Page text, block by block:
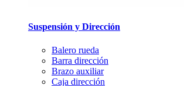
Suspensión y Dirección
Balero rueda
Barra dirección
Brazo auxiliar
Caja dirección